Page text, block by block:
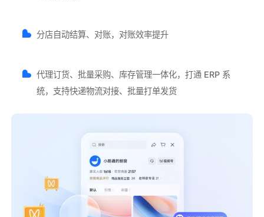
分店自动结算、对账，对账效率提升
代理订货、批量采购、库存管理一体化，打通 ERP 系
统，支持快递物流对接、批量打单发货